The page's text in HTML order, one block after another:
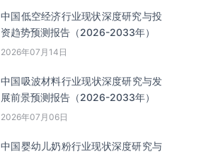
中国低空经济行业现状深度研究与投
资趋势预测报告（2026-2033年）
2026年07月14日
中国吸波材料‌‌‌行业现状深度研究与发
展前景预测报告（2026-2033年）
2026年07月06日
中国婴幼儿奶粉行业现状深度研究与